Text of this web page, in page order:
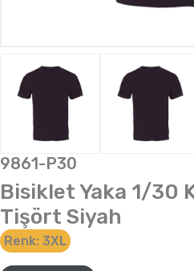
9861-P30
Bisiklet Yaka 1/30
Tişört Siyah
Renk: 3XL